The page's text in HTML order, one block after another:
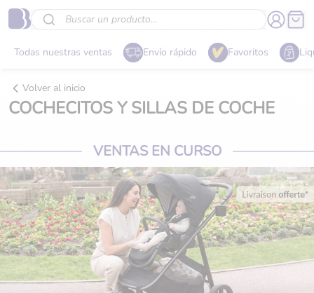
Buscar un producto...
Todas nuestras ventas Envío rápido Favoritos
Volver al inicio
COCHECITOS Y SILLAS DE COCHE
VENTAS EN CURSO